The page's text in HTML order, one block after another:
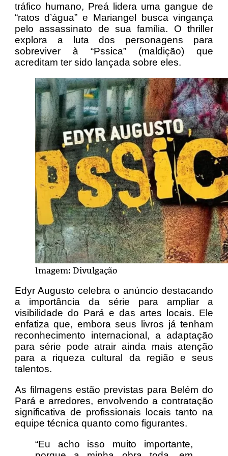
tráfico humano, Preá lidera uma gangue de
“ratos d’água” e Mariangel busca vingança
pelo assassinato de sua família. O thriller
explora a luta dos personagens para
sobreviver à “Pssica” (maldição) que
acreditam ter sido lançada sobre eles.
Imagem: Divulgação
Edyr Augusto celebra o anúncio destacando
a importância da série para ampliar a
visibilidade do Pará e das artes locais. Ele
enfatiza que, embora seus livros já tenham
reconhecimento internacional, a adaptação
para série pode atrair ainda mais atenção
para a riqueza cultural da região e seus
talentos.
As filmagens estão previstas para Belém do
Pará e arredores, envolvendo a contratação
significativa de profissionais locais tanto na
equipe técnica quanto como figurantes.
“Eu acho isso muito importante,